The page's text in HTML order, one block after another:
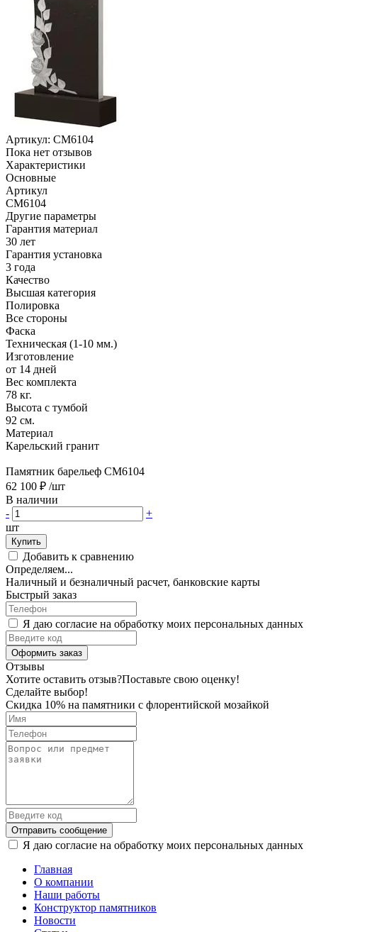
Артикул: CM6104
Пока нет отзывов
Характеристики
Основные
Артикул
CM6104
Другие параметры
Гарантия материал
30 лет
Гарантия установка
3 года
Качество
Высшая категория
Полировка
Все стороны
Фаска
Техническая (1-10 мм.)
Изготовление
от 14 дней
Вес комплекта
78 кг.
Высота с тумбой
92 см.
Материал
Карельский гранит
Памятник барельеф CM6104
62 100 ₽ /шт
В наличии
-
+
шт
Купить
Добавить к сравнению
Определяем...
Наличный и безналичный расчет, банковские карты
Быстрый заказ
Я даю согласие на обработку моих персональных данных
Оформить заказ
Отзывы
Хотите оставить отзыв?Поставьте свою оценку!
Сделайте выбор!
Скидка 10% на памятники с флорентийской мозайкой
Отправить сообщение
Я даю согласие на обработку моих персональных данных
Главная
О компании
Наши работы
Конструктор памятников
Новости